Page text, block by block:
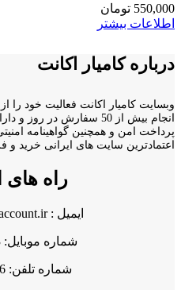
550,000 تومان
اطلاعات بیشتر
درباره کامیار اکانت
انجام بیش از 50 سفارش در
اعتمادترین سایت های ایرانی خرید
راه های
ایمیل : info[at]kamyaraccount.ir
شماره موبایل: 09913656693
شماره تلفن: 03434117126